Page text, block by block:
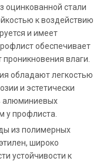
оцинкованной стали
к воздействию
и имеет
обеспечивает
влаги.
обладают легкостью
и эстетически
алюминиевых
у профлиста.
из полимерных
широко
устойчивости к